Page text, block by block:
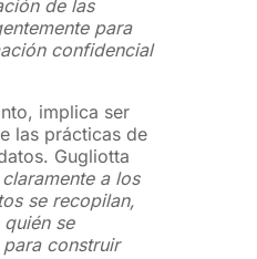
de las
para
confidencial
implica ser
las prácticas de
Gugliotta
a los
se recopilan,
se
construir